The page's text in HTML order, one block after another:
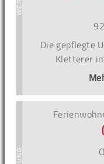
Die gepflegte
Kletterer